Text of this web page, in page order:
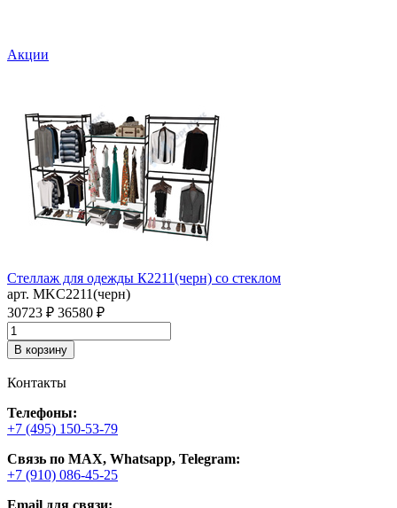
Акции
Стеллаж для одежды К2211(черн) со стеклом
арт. MKC2211(черн)
30723 ₽ 36580 ₽
В корзину
Контакты
Телефоны:
+7 (495) 150-53-79
Связь по MAX, Whatsapp, Telegram:
+7 (910) 086-45-25
Email для связи: